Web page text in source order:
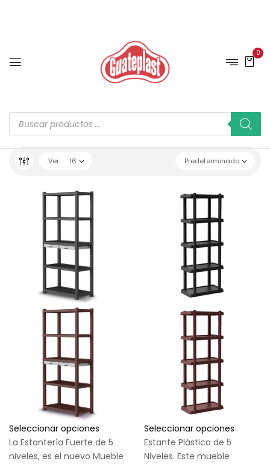
0
Predeterminado
Ver 16
Seleccionar opciones
La Estantería Fuerte de 5
niveles, es el nuevo Mueble
Seleccionar opciones
Estante Plástico de 5
Niveles. Este mueble